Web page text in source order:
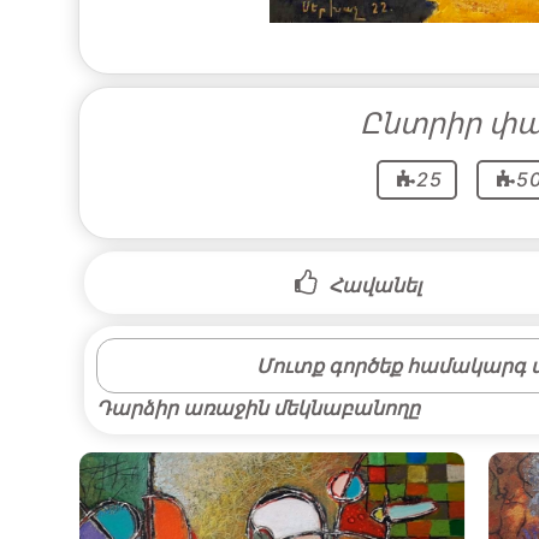
Ընտրիր
25
Հավանել
Մուտք գործեք համակարգ
Դարձիր առաջին մեկնաբանողը